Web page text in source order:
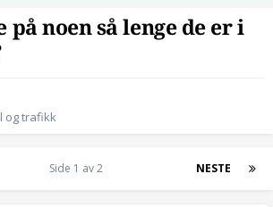
på noen så lenge de er i
og trafikk
NESTE
Side 1 av 2